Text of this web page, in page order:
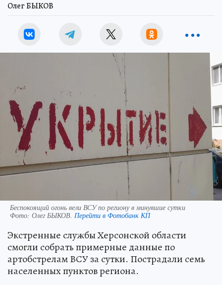
Олег БЫКОВ
Беспокоящий огонь вели ВСУ по региону в минувшие сутки
Фото: Олег БЫКОВ. Перейти в Фотобанк КП
Экстренные службы Херсонской области
смогли собрать примерные данные по
артобстрелам ВСУ за сутки. Пострадали семь
населенных пунктов региона.